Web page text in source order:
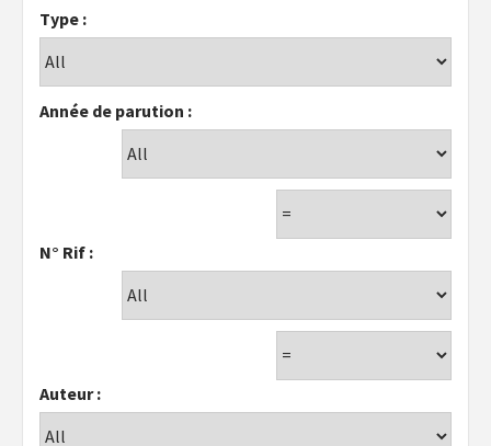
Type :
Année de parution :
N° Rif :
Auteur :